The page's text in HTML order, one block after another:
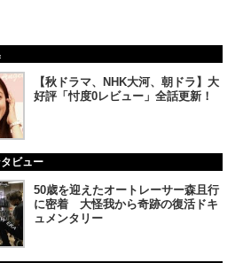
【秋ドラマ、NHK大河、朝ドラ】大
好評「忖度0レビュー」全話更新！
ビュー
50歳を迎えたオートレーサー森且行
に密着 大怪我から奇跡の復活ドキ
ュメンタリー